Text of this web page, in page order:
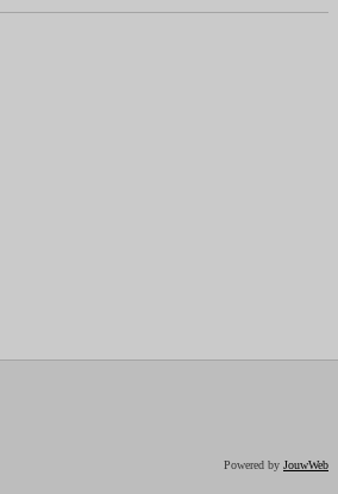
Powered by JouwWeb